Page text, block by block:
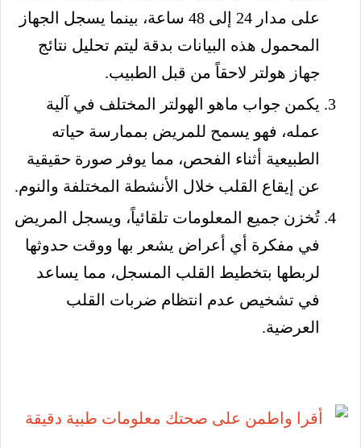
على مدار 24 إلى 48 ساعة، بينما يسجل الجهاز
المحمول هذه البيانات بدقة ليتم تحليل نتائج
جهاز هولتر لاحقاً من قبل الطبيب.
يكمن جواب ماهو الهولتر المختلف في آلية
عمله، فهو يسمح للمريض بممارسة حياته
الطبيعية أثناء الفحص، مما يوفر صورة حقيقية
عن إيقاع القلب خلال الأنشطة المختلفة والنوم.
تُخزن جميع المعلومات تلقائياً، ويسجل المريض
في مفكرة أي أعراض يشعر بها ووقت حدوثها
لربطها بتخطيط القلب المسجل، مما يساعد
في تشخيص عدم انتظام ضربات القلب
العرضية.